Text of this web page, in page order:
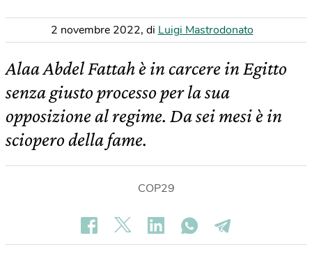
2 novembre 2022, di Luigi Mastrodonato
Alaa Abdel Fattah è in carcere in Egitto
senza giusto processo per la sua
opposizione al regime. Da sei mesi è in
sciopero della fame.
COP29